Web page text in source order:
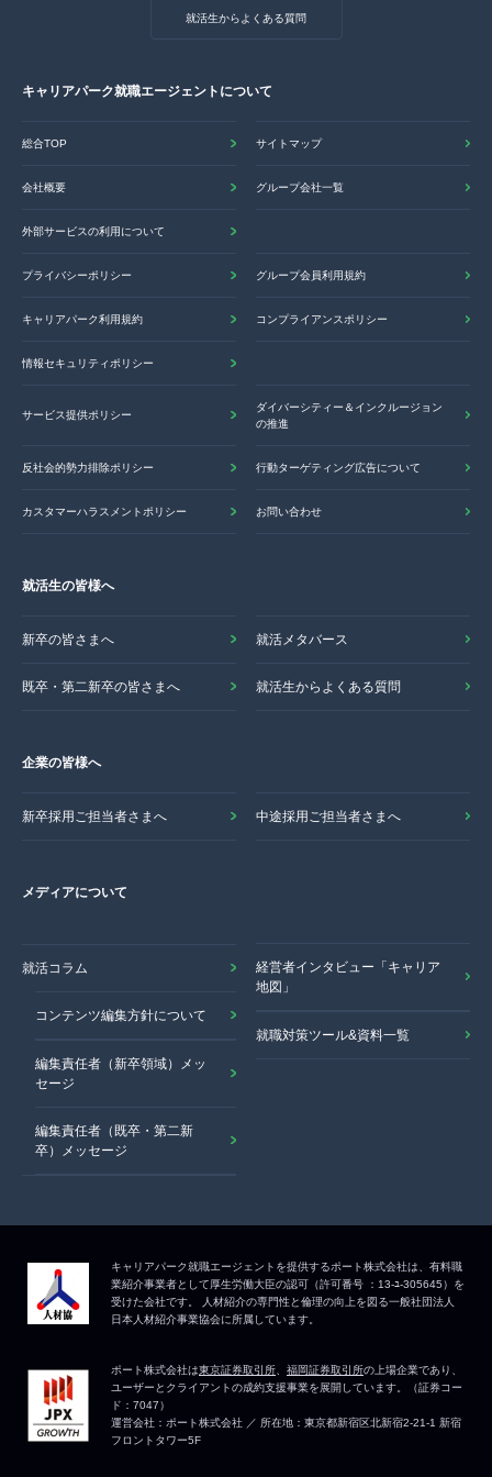
就活生からよくある質問
キャリアパーク就職エージェントについて
総合TOP サイトマップ
会社概要 グループ会社一覧
外部サービスの利用について
プライバシーポリシー グループ会員利用規約
キャリアパーク利用規約 コンプライアンスポリシー
情報セキュリティポリシー
サービス提供ポリシー
ダイバーシティー＆インクルージョン
の推進
反社会的勢力排除ポリシー 行動ターゲティング広告について
カスタマーハラスメントポリシー お問い合わせ
就活生の皆様へ
新卒の皆さまへ 就活メタバース
既卒・第二新卒の皆さまへ 就活生からよくある質問
企業の皆様へ
新卒採用ご担当者さまへ 中途採用ご担当者さまへ
メディアについて
就活コラム
コンテンツ編集方針について
編集責任者（新卒領域）メッ
セージ
編集責任者（既卒・第二新
卒）メッセージ
経営者インタビュー「キャリア
地図」
就職対策ツール&資料一覧